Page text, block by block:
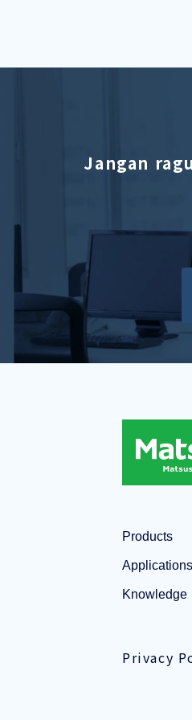
Jangan
Products
Applications
Knowledge
Privacy